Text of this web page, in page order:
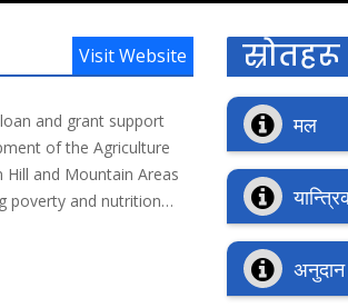
Visit Website
and grant support
of the Agriculture
and Mountain Areas
poverty and nutrition
स्रोतहरू
मल
अनुदान